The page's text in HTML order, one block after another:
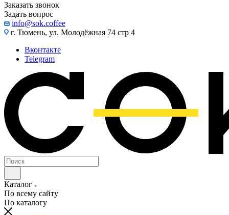
Заказать звонок
Задать вопрос
info@sok.coffee
г. Тюмень, ул. Молодёжная 74 стр 4
Вконтакте
Telegram
Каталог
По всему сайту
По каталогу